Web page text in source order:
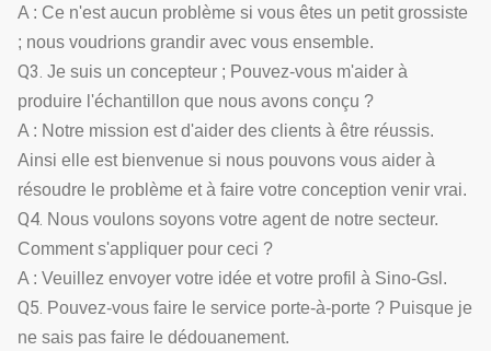
A : Ce n'est aucun problème si vous êtes un petit grossiste
; nous voudrions grandir avec vous ensemble.
Q3. Je suis un concepteur ; Pouvez-vous m'aider à
produire l'échantillon que nous avons conçu ?
A : Notre mission est d'aider des clients à être réussis.
Ainsi elle est bienvenue si nous pouvons vous aider à
résoudre le problème et à faire votre conception venir vrai.
Q4. Nous voulons soyons votre agent de notre secteur.
Comment s'appliquer pour ceci ?
A : Veuillez envoyer votre idée et votre profil à Sino-Gsl.
Q5. Pouvez-vous faire le service porte-à-porte ? Puisque je
ne sais pas faire le dédouanement.